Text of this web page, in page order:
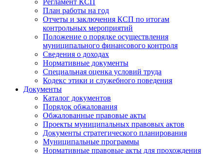
Регламент КСП
План работы на год
Отчеты и заключения КСП по итогам
контрольных мероприятий
Положение о порядке осуществления
муниципального финансового контроля
Сведения о доходах
Нормативные документы
Специальная оценка условий труда
Кодекс этики и служебного поведения
Документы
Каталог документов
Порядок обжалования
Обжалованные правовые акты
Проекты муниципальных правовых актов
Документы стратегического планирования
Муниципальные программы
Нормативные правовые акты для прохождения